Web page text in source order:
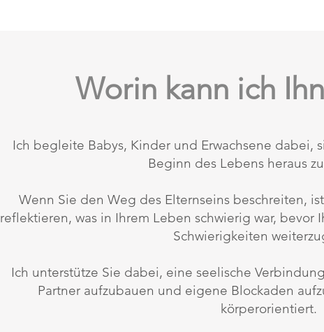
Worin kann ich
Ich begleite Babys, Kinder und Erwachsene dabei,
Beginn des Lebens heraus
Wenn Sie den Weg des Elternseins beschreiten,
reflektieren, was in Ihrem Leben schwierig war, bevor
Schwierigkeiten
Ich unterstütze Sie dabei, eine seelische
Partner aufzubauen und eigene Blockaden
körperorientiert.